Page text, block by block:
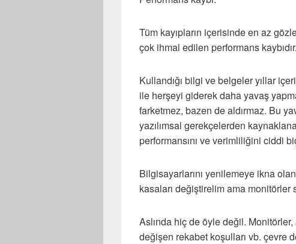
Tüm kayıpların içerisinde en az
çok ihmal edilen performans kaybıdır.
Kullandığı bilgi ve belgeler yıllar
ile herşeyi giderek daha yavaş
farketmez, bazen de aldırmaz. Bu
yazılımsal gerekçelerden
performansını ve verimliliğini ciddi
Bilgisayarlarını yenilemeye ikna
kasaları değiştirelim ama monitörler
Aslında hiç de öyle değil.
değişen rekabet koşulları vb. çevre